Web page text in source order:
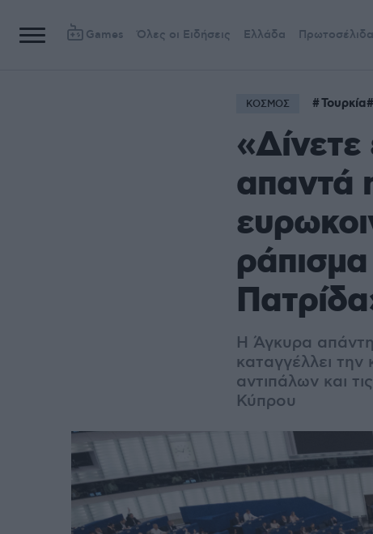
Games Όλες οι Ειδήσεις Ελλάδα Πρωτοσέλιδα
ΚΟΣΜΟΣ Τουρκία
απαντά
Η Άγκυρα
καταγγέλλει την
αντιπάλων και
Κύπρου